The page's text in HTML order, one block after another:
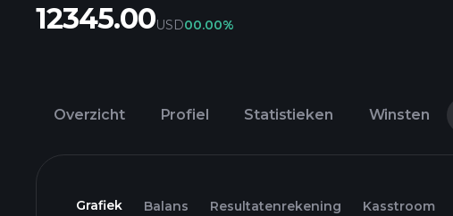
12345.00USD00.00%
Overzicht Profiel Statistieken Winsten
Grafiek Balans Resultatenrekening Kasstroom